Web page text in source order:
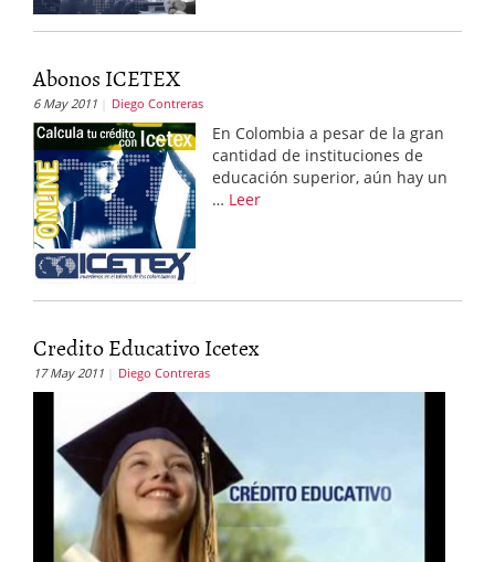
Abonos ICETEX
6 May 2011 Diego Contreras
En Colombia a pesar de la gran
cantidad de instituciones de
educación superior, aún hay un
… Leer
Credito Educativo Icetex
17 May 2011 Diego Contreras